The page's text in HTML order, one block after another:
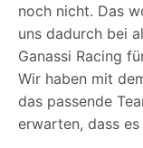
noch nicht. Das
uns dadurch bei
Ganassi Racing
Wir haben mit
das passende
erwarten, dass